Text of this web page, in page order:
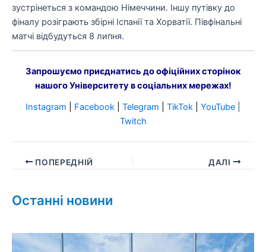
зустрінеться з командою Німеччини. Іншу путівку до
фіналу розіграють збірні Іспанії та Хорватії. Півфінальні
матчі відбудуться 8 липня.
Запрошуємо приєднатись до офіційних сторінок
нашого Університету в соціальних мережах!
Instagram
Facebook Telegram TikTok YouTube
Twitch
ПОПЕРЕДНІЙ ДАЛІ
Останні новини